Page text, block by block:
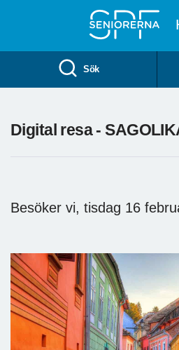
Sök
Digital resa -
Besöker vi, tisdag 16